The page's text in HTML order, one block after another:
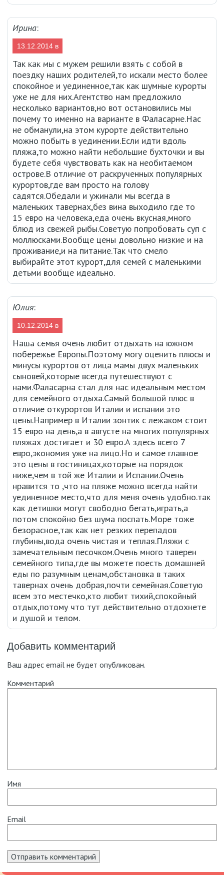
Ирина:
13.12.2014 в
17:53
Так как мы с мужем решили взять с собой в
поездку наших родителей,то искали место более
спокойное и уединенное,так как шумные курорты
уже не для них.Агентство нам предложило
несколько вариантов,но вот остановились мы
почему то именно на варианте в Фаласарне.Нас
не обманули,на этом курорте действительно
можно побыть в уединении.Если идти вдоль
пляжа,то можно найти небольшие бухточки и вы
будете себя чувствовать как на необитаемом
острове.В отличие от раскрученных популярных
курортов,где вам просто на голову
садятся.Обедали и ужинали мы всегда в
маленьких тавернах,без вина выходило где то
15 евро на человека,еда очень вкусная,много
блюд из свежей рыбы.Советую попробовать суп с
моллюсками.Вообще цены довольно низкие и на
проживание,и на питание.Так что смело
выбирайте этот курорт,для семей с маленькими
детьми вообще идеально.
Юлия:
10.12.2014 в
15:25
Наша семья очень любит отдыхать на южном
побережье Европы.Поэтому могу оценить плюсы и
минусы курортов от лица мамы двух маленьких
сыновей,которые всегда путешествуют с
нами.Фаласарна стал для нас идеальным местом
для семейного отдыха.Самый большой плюс в
отличие откурортов Италии и испании это
цены.Например в Италии зонтик с лежаком стоит
15 евро на день,а в августе на многих популярных
пляжах достигает и 30 евро.А здесь всего 7
евро,экономия уже на лицо.Но и самое главное
это цены в гостиницах,которые на порядок
ниже,чем в той же Италии и Испании.Очень
нравится то ,что на пляже можно всегда найти
уединенное место,что для меня очень удобно.так
как детишки могут свободно бегать,играть,а
потом спокойно без шума поспать.Море тоже
безорасное,так как нет резких перепадов
глубины,вода очень чистая и теплая.Пляжи с
замечательным песочком.Очень много таверен
семейного типа,где вы можете поесть домашней
еды по разумным ценам,обстановка в таких
тавернах очень добрая,почти семейная.Советую
всем это местечко,кто любит тихий,спокойный
отдых,потому что тут действительно отдохнете
и душой и телом.
Добавить комментарий
Ваш адрес email не будет опубликован.
Комментарий
Имя
Email